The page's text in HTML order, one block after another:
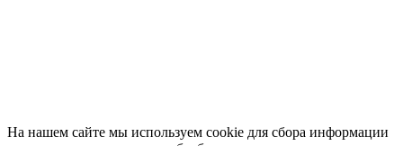
На нашем сайте мы используем cookie для сбора информации